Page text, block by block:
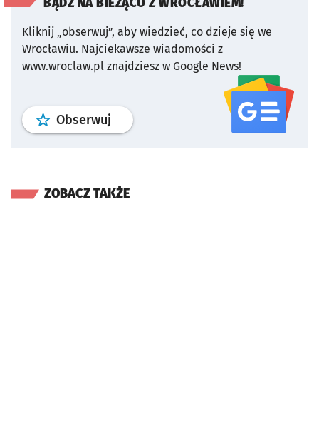
BĄDŹ NA BIEŻĄCO Z WROCŁAWIEM!
Kliknij „obserwuj”, aby wiedzieć, co dzieje się we
Wrocławiu. Najciekawsze wiadomości z
www.wroclaw.pl znajdziesz w Google News!
Obserwuj profil serwisu
ZOBACZ TAKŻE